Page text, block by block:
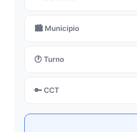
🏙️ Municipio
🕐 Turno
🔑 CCT